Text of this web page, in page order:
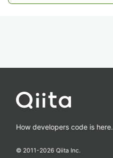
How developers code is here.
© 2011-2026 Qiita Inc.